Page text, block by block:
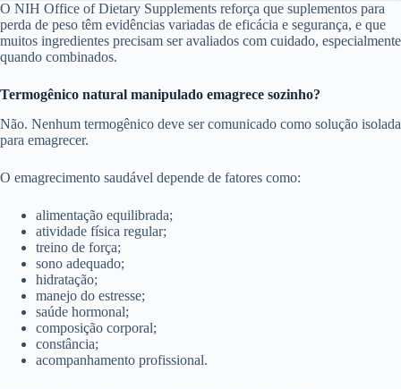
O NIH Office of Dietary Supplements reforça que suplementos para
perda de peso têm evidências variadas de eficácia e segurança, e que
muitos ingredientes precisam ser avaliados com cuidado, especialmente
quando combinados.
Termogênico natural manipulado emagrece sozinho?
Não. Nenhum termogênico deve ser comunicado como solução isolada
para emagrecer.
O emagrecimento saudável depende de fatores como:
alimentação equilibrada;
atividade física regular;
treino de força;
sono adequado;
hidratação;
manejo do estresse;
saúde hormonal;
composição corporal;
constância;
acompanhamento profissional.